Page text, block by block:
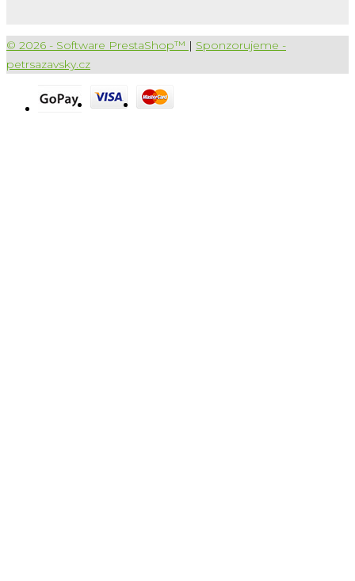
© 2026 - Software PrestaShop™ | Sponzorujeme -
petrsazavsky.cz